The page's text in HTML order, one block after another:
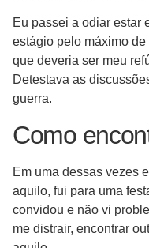
Eu passei a odiar estar
estágio pelo máximo
que deveria ser meu
Detestava as
guerra.
Como
Em uma dessas vezes
aquilo, fui para uma
convidou e não vi
me distrair, encontrar